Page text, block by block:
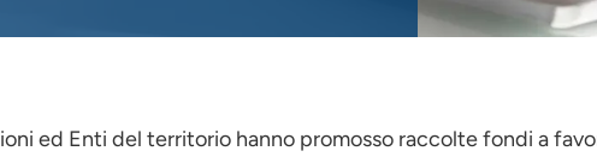
ed Enti del territorio hanno promosso raccolte fondi a